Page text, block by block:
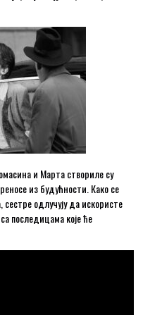
и Марта створиле су
из будућности. Како се
одлучују да искористе
последицама које ће